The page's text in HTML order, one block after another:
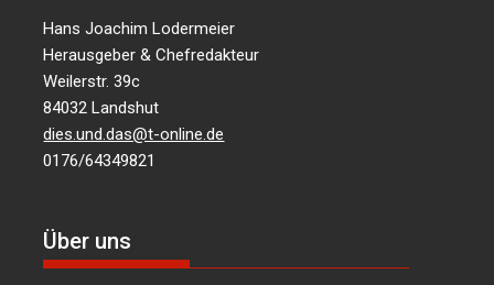
Hans Joachim Lodermeier
Herausgeber & Chefredakteur
Weilerstr. 39c
84032 Landshut
dies.und.das@t-online.de
0176/64349821
Über uns